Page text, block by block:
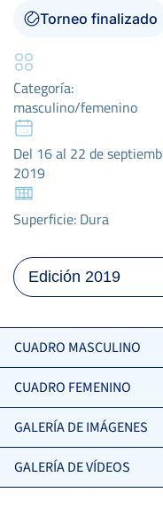
Torneo finalizado
Categoría:
masculino/femenino
Del 16 al 22 de
2019
Superficie: Dura
CUADRO MASCULINO
CUADRO FEMENINO
GALERÍA DE IMÁGENES
GALERÍA DE VÍDEOS